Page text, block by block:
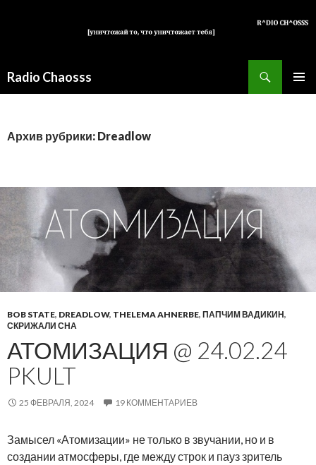
Radio Chaosss
Архив рубрики: Dreadlow
BOB STATE, DREADLOW, THELEMA AHNERBE, ПАПЧИМ ВАДИКИН,
СКРИЖАЛИ СНА
АТОМИЗАЦИЯ @ 24.02.24
PKULT
25 ФЕВРАЛЯ, 2024 19 КОММЕНТАРИЕВ
Замысел «Атомизации» не только в звучании, но и в
создании атмосферы, где между строк и пауз зритель